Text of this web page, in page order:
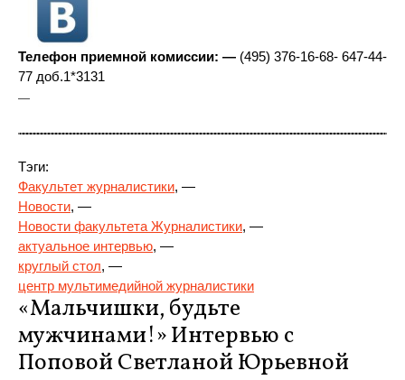
Телефон приемной комиссии: — (495) 376-16-68- 647-44-
77 доб.1*3131
—
Тэги:
Факультет журналистики, —
Новости, —
Новости факультета Журналистики, —
актуальное интервью, —
круглый стол, —
центр мультимедийной журналистики
«Мальчишки, будьте
мужчинами!» Интервью с
Поповой Светланой Юрьевной